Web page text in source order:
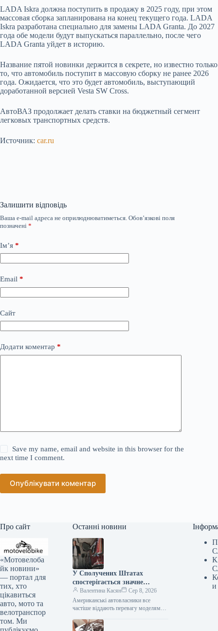
LADA Iskra должна поступить в продажу в 2025 году, при этом
массовая сборка запланирована на конец текущего года. LADA
Iskra разработана специально для замены LADA Granta. До 2027
года обе модели будут выпускаться параллельно, после чего
LADA Granta уйдет в историю.
Название пятой новинки держится в секрете, но известно только
то, что автомобиль поступит в массовую сборку не ранее 2026
года. Ожидается, что это будет автомобиль, выступающий
доработанной версией Vesta SW Cross.
АвтоВАЗ продолжает делать ставки на бюджетный сегмент
легковых транспортных средств.
Источник: car.ru
Залишити відповідь
Ваша e-mail адреса не оприлюднюватиметься. Обов’язкові поля
позначені *
Ім’я *
Email *
Сайт
Додати коментар *
Save my name, email and website in this browser for the
next time I comment.
Опублікувати коментар
Про сайт
«Мотовелоба
йк новини»
— портал для
тих, хто
цікавиться
авто, мото та
велотранспор
том. Ми
Останні новини
У Сполучених Штатах
спостерігається значне
зниження популярності
елітних автомобілів.
Валентина Касян
Сер 8, 2026
Американські автовласники все
частіше віддають перевагу моделям
аніж автомобілям преміум-класу. Дані,
и